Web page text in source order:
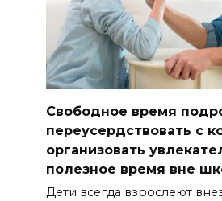
Свободное время
переусердствовать с
организовать
полезное время вне
Дети всегда взрослеют